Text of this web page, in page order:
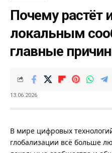
Почему растёт
локальным
главные
13.06.2026
В мире цифровых
глобализации всё больше